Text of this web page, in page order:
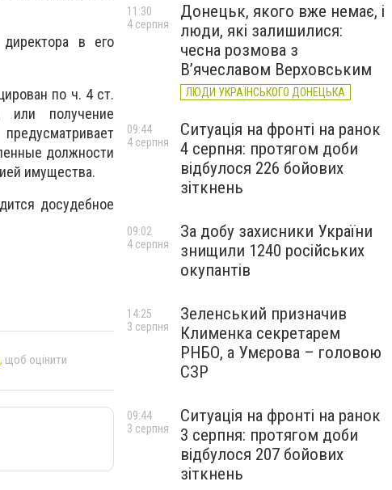
в его
по ч. 4 ст.
или получение
должности
имущества.
досудебное
, щоб оцінити
Донецьк, якого вже немає, і
люди, які залишилися:
чесна розмова з
В’ячеславом Верховським
ЛЮДИ УКРАЇНСЬКОГО ДОНЕЦЬКА
11:30
4 серпня
Ситуація на фронті на ранок
4 серпня: протягом доби
відбулося 226 бойових
зіткнень
09:44
4 серпня
За добу захисники України
знищили 1240 російських
окупантів
09:02
4 серпня
Зеленський призначив
Клименка секретарем
РНБО, а Умєрова – головою
СЗР
14:25
3 серпня
Ситуація на фронті на ранок
3 серпня: протягом доби
відбулося 207 бойових
зіткнень
09:44
3 серпня